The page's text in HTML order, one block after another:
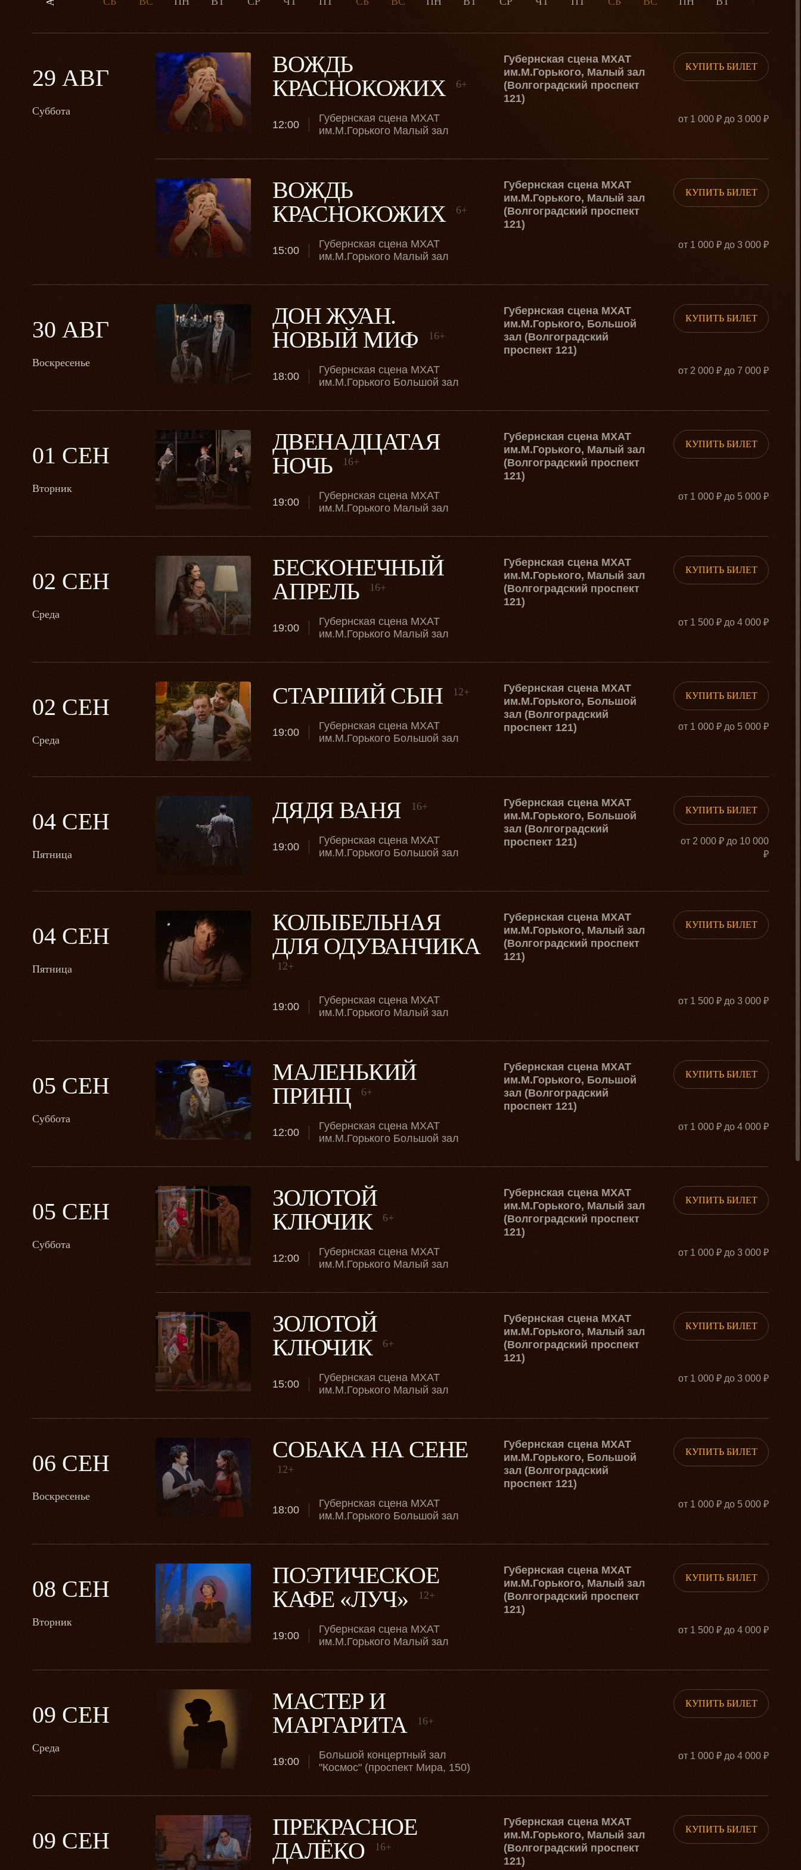
Июл Авг
Окт Ноя Дек
29 АВГ
Суббота
ВОЖДЬ
КРАСНОКОЖИХ
6+
12:00
Губернская сцена МХАТ
им.М.Горького Малый зал
Губернская сцена МХАТ
им.М.Горького, Малый зал
(Волгоградский проспект
121)
КУПИТЬ БИЛЕТ
от 1 000 ₽ до 3 000 ₽
ВОЖДЬ
КРАСНОКОЖИХ
6+
15:00
Губернская сцена МХАТ
им.М.Горького Малый зал
Губернская сцена МХАТ
им.М.Горького, Малый зал
(Волгоградский проспект
121)
КУПИТЬ БИЛЕТ
от 1 000 ₽ до 3 000 ₽
30 АВГ
Воскресенье
ДОН ЖУАН.
НОВЫЙ МИФ
16+
18:00
Губернская сцена МХАТ
им.М.Горького Большой зал
Губернская сцена МХАТ
им.М.Горького, Большой
зал (Волгоградский
проспект 121)
КУПИТЬ БИЛЕТ
от 2 000 ₽ до 7 000 ₽
01 СЕН
Вторник
ДВЕНАДЦАТАЯ
НОЧЬ
16+
19:00
Губернская сцена МХАТ
им.М.Горького Малый зал
Губернская сцена МХАТ
им.М.Горького, Малый зал
(Волгоградский проспект
121)
КУПИТЬ БИЛЕТ
от 1 000 ₽ до 5 000 ₽
02 СЕН
Среда
БЕСКОНЕЧНЫЙ
АПРЕЛЬ
16+
19:00
Губернская сцена МХАТ
им.М.Горького Малый зал
Губернская сцена МХАТ
им.М.Горького, Малый зал
(Волгоградский проспект
121)
КУПИТЬ БИЛЕТ
от 1 500 ₽ до 4 000 ₽
02 СЕН
Среда
СТАРШИЙ СЫН 12+
19:00
Губернская сцена МХАТ
им.М.Горького Большой зал
Губернская сцена МХАТ
им.М.Горького, Большой
зал (Волгоградский
проспект 121)
КУПИТЬ БИЛЕТ
от 1 000 ₽ до 5 000 ₽
04 СЕН
Пятница
ДЯДЯ ВАНЯ 16+
19:00
Губернская сцена МХАТ
им.М.Горького Большой зал
Губернская сцена МХАТ
им.М.Горького, Большой
зал (Волгоградский
проспект 121)
КУПИТЬ БИЛЕТ
от 2 000 ₽ до 10 000
₽
04 СЕН
Пятница
КОЛЫБЕЛЬНАЯ
ДЛЯ ОДУВАНЧИКА
12+
19:00
Губернская сцена МХАТ
им.М.Горького Малый зал
Губернская сцена МХАТ
им.М.Горького, Малый зал
(Волгоградский проспект
121)
КУПИТЬ БИЛЕТ
от 1 500 ₽ до 3 000 ₽
05 СЕН
Суббота
МАЛЕНЬКИЙ
ПРИНЦ
6+
12:00
Губернская сцена МХАТ
им.М.Горького Большой зал
Губернская сцена МХАТ
им.М.Горького, Большой
зал (Волгоградский
проспект 121)
КУПИТЬ БИЛЕТ
от 1 000 ₽ до 4 000 ₽
05 СЕН
Суббота
ЗОЛОТОЙ
КЛЮЧИК
6+
12:00
Губернская сцена МХАТ
им.М.Горького Малый зал
Губернская сцена МХАТ
им.М.Горького, Малый зал
(Волгоградский проспект
121)
КУПИТЬ БИЛЕТ
от 1 000 ₽ до 3 000 ₽
ЗОЛОТОЙ
КЛЮЧИК
6+
15:00
Губернская сцена МХАТ
им.М.Горького Малый зал
Губернская сцена МХАТ
им.М.Горького, Малый зал
(Волгоградский проспект
121)
КУПИТЬ БИЛЕТ
от 1 000 ₽ до 3 000 ₽
06 СЕН
Воскресенье
СОБАКА НА СЕНЕ
12+
18:00
Губернская сцена МХАТ
им.М.Горького Большой зал
Губернская сцена МХАТ
им.М.Горького, Большой
зал (Волгоградский
проспект 121)
КУПИТЬ БИЛЕТ
от 1 000 ₽ до 5 000 ₽
08 СЕН
Вторник
ПОЭТИЧЕСКОЕ
КАФЕ «ЛУЧ»
12+
19:00
Губернская сцена МХАТ
им.М.Горького Малый зал
Губернская сцена МХАТ
им.М.Горького, Малый зал
(Волгоградский проспект
121)
КУПИТЬ БИЛЕТ
от 1 500 ₽ до 4 000 ₽
09 СЕН
Среда
МАСТЕР И
МАРГАРИТА
16+
19:00
Большой концертный зал
"Космос" (проспект Мира, 150)
КУПИТЬ БИЛЕТ
от 1 000 ₽ до 4 000 ₽
09 СЕН
ПРЕКРАСНОЕ
ДАЛЁКО
16+
Губернская сцена МХАТ
им.М.Горького, Малый зал
(Волгоградский проспект
121)
КУПИТЬ БИЛЕТ